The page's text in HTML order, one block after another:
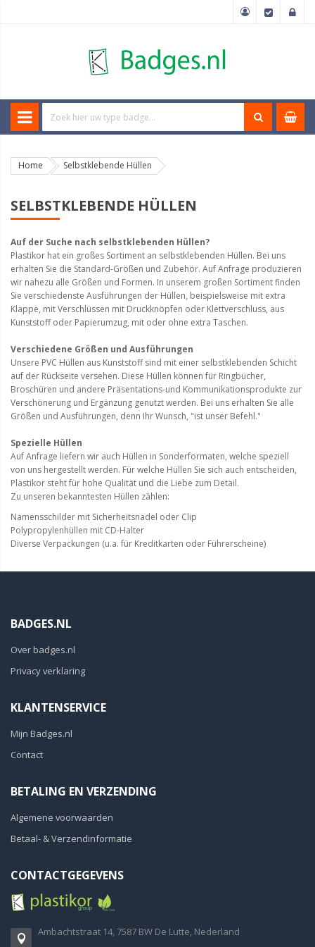
Home Selbstklebende Hüllen
SELBSTKLEBENDE HÜLLEN
Auf der Suche nach selbstklebenden Hüllen?
Plastikor hat ein großes Sortiment an selbstklebenden Hüllen. Bei uns
erhalten Sie die Standard-Größen und Zubehör. Auf Anfrage produzieren
wir nahezu alle Größen und Formen. In unserem großen Sortiment finden
Sie verschiedenste Ausführungen der Hüllen, beispielsweise mit extra
Klappe, mit Verschlüssen mit Druckknöpfen oder Klettverschluss, aus
Kunststoff oder Papierumzug, mit oder ohne extra Taschen.
Verschiedene Größen und Ausführungen
Unsere PVC Hüllen aus Kunststoffsind mit einer selbstklebenden Schicht
auf der Rückseite versehen. Diese Hüllen können für Ringbücher,
Broschüren und andere Präsentations-und Kommunikationsprodukte zur
Verschönerung und Ergänzung genutzt werden. Bei uns erhalten Sie alle
Größen und Ausführungen, denn Ihr Wunsch, "ist unser Befehl."
Spezielle Hüllen
Auf Anfrage liefern wir auch Hüllen in Sonderformaten, welche speziell
von uns hergestellt werden. Für welche Hüllen Sie sich auch entscheiden,
Plastikor steht für hohe Qualität und die Liebe zum Detail.
Zu unseren bekanntesten Hüllen zählen:
Namensschilder mit Sicherheitsnadel oder Clip
Polypropylenhüllen mit CD-Halter
Diverse Verpackungen (u.a. für Kreditkarten oder Führerscheine)
BADGES.NL
Over badges.nl
Privacy verklaring
KLANTENSERVICE
Mijn Badges.nl
Contact
BETALING EN VERZENDING
Algemene voorwaarden
Betaal- & Verzendinformatie
CONTACTGEGEVENS
Ambachtstraat 14, 7587 BW De Lutte, Nederland